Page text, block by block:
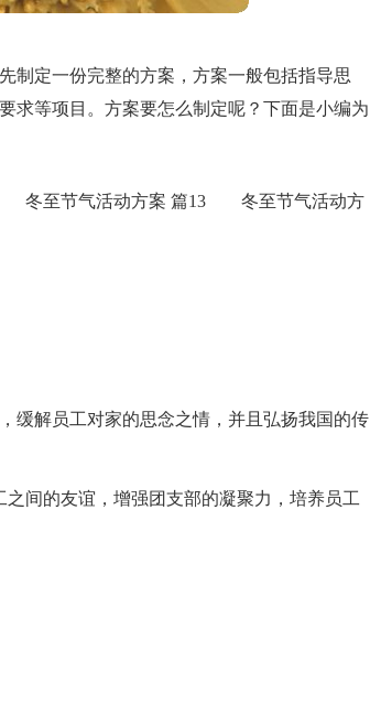
制定一份完整的方案，方案一般包括指导思
求等项目。方案要怎么制定呢？下面是小编为
缓解员工对家的思念之情，并且弘扬我国的传
间的友谊，增强团支部的凝聚力，培养员工
冬至节气活动方案 篇13冬至节气活动方